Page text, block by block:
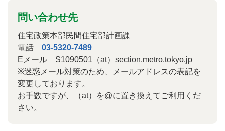
問い合わせ先
住宅政策本部民間住宅部計画課
電話 03-5320-7489
Eメール S1090501（at）section.metro.tokyo.jp
※迷惑メール対策のため、メールアドレスの表記を
変更しております。
お手数ですが、（at）を@に置き換えてご利用くだ
さい。